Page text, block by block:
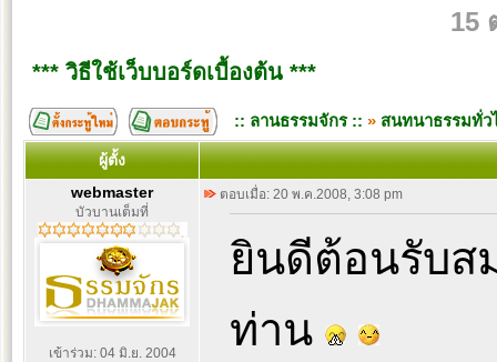
15
*** วิธีใช้เว็บบอร์ดเบื้องต้น ***
:: ลานธรรมจักร :: » สนทนาธรรมทั่ว
ผู้ตั้ง
webmaster
บัวบานเต็มที่
เข้าร่วม: 04 มิ.ย. 2004
ตอบเมื่อ: 20 พ.ค.2008, 3:08 pm
ยินดีต้อนรับส
ท่าน